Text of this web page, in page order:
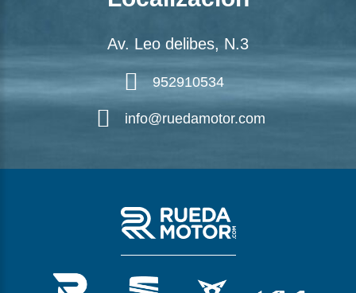
Av. Leo delibes, N.3
952910534
info@ruedamotor.com